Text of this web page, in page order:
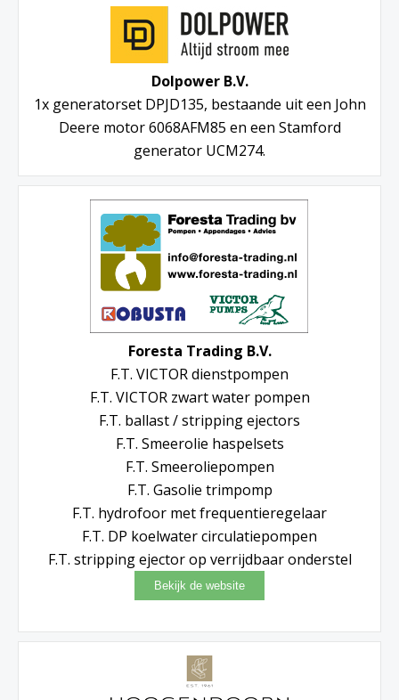
Dolpower B.V.
1x generatorset DPJD135, bestaande uit een John
Deere motor 6068AFM85 en een Stamford
generator UCM274.
Foresta Trading B.V.
F.T. VICTOR dienstpompen
F.T. VICTOR zwart water pompen
F.T. ballast / stripping ejectors
F.T. Smeerolie haspelsets
F.T. Smeeroliepompen
F.T. Gasolie trimpomp
F.T. hydrofoor met frequentieregelaar
F.T. DP koelwater circulatiepompen
F.T. stripping ejector op verrijdbaar onderstel